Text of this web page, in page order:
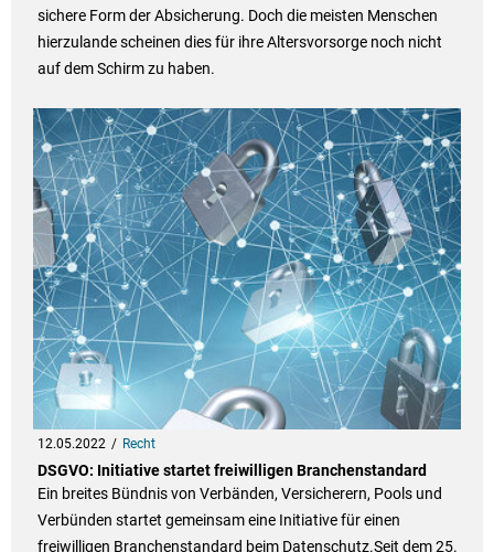
sichere Form der Absicherung. Doch die meisten Menschen
hierzulande scheinen dies für ihre Altersvorsorge noch nicht
auf dem Schirm zu haben.
12.05.2022 Recht
DSGVO: Initiative startet freiwilligen Branchenstandard
Ein breites Bündnis von Verbänden, Versicherern, Pools und
Verbünden startet gemeinsam eine Initiative für einen
freiwilligen Branchenstandard beim Datenschutz.Seit dem 25.